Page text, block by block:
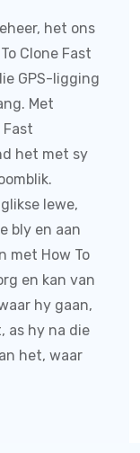
het ons
Clone Fast
GPS-ligging
Met
Fast
het met sy
lewe,
bly en aan
met How To
en kan van
hy gaan,
as hy na die
het, waar